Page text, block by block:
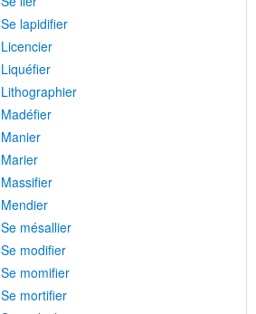
Se lapidifier
Licencier
Liquéfier
Lithographier
Madéfier
Manier
Marier
Massifier
Mendier
Se mésallier
Se modifier
Se momifier
Se mortifier